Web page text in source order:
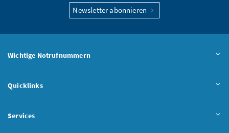
Newsletter abonnieren
Wichtige Notrufnummern
Quicklinks
Services